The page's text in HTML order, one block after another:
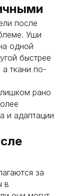
после
Уши
одной
быстрее
а ткани по-
рано
и адаптации
за
в